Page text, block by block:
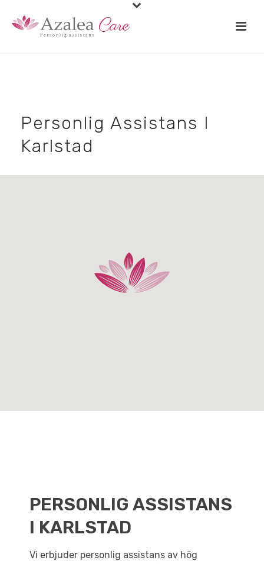
Personlig Assistans I
Karlstad
PERSONLIG ASSISTANS
I KARLSTAD
Vi erbjuder personlig assistans av hög